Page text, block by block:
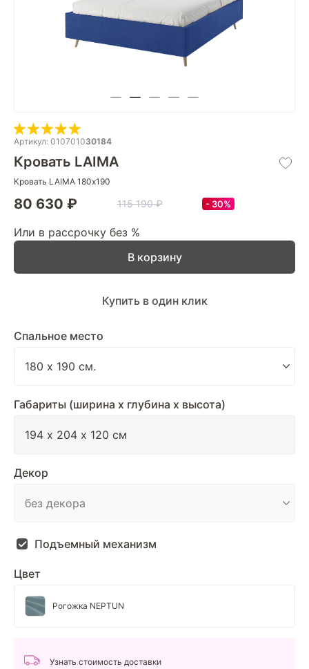
Артикул: 010701030184
Кровать LAIMA
Кровать LAIMA 180х190
80 630 ₽ 115 190 ₽ 30%
Или в рассрочку без %
Спальное место
Габариты (ширина х глубина х высота)
Декор
Подъемный механизм
Цвет
Рогожка NEPTUN
В корзину
Купить в один клик
Узнать стоимость доставки